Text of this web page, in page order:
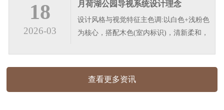
文化底蕴。设计遵循“简约不简单”原则，在
保留趟栊门等传统符号的同时…
18
2026-03
月荷湖公园导视系统设计理念
设计风格与视觉特征主色调:以白色+浅粉色
为核心，搭配木色(室内标识)，清新柔和，
感:户外标识采用哑光面材质，室内标识为
查看更多资讯